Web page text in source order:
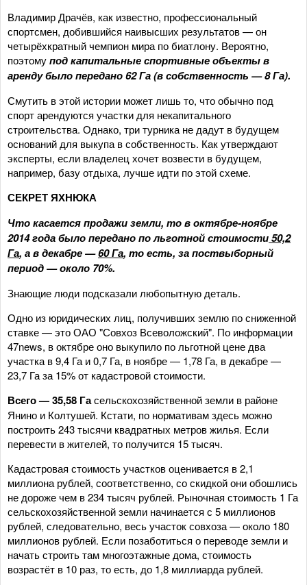
Владимир Драчёв, как известно, профессиональный
спортсмен, добившийся наивысших результатов — он
четырёхкратный чемпион мира по биатлону. Вероятно,
поэтомупод капитальные спортивные объекты в
аренду было передано 62 Га (в собственность — 8 Га).
Смутить в этой истории может лишь то, что обычно под
спорт арендуются участки для некапитального
строительства. Однако, три турника не дадут в будущем
оснований для выкупа в собственность. Как утверждают
эксперты, если владелец хочет возвести в будущем,
например, базу отдыха, лучше идти по этой схеме.
СЕКРЕТ ЯХНЮКА
Что касается продажи земли, то в октябре-ноябре
2014 года было передано по льготной стоимости50,2
Га, а в декабре —60 Га, то есть, за поствыборный
период — около 70%.
Знающие люди подсказали любопытную деталь.
Одно из юридических лиц, получивших землю по сниженной
ставке — это ОАО "Совхоз Всеволожский". По информации
47news, в октябре оно выкупило по льготной цене два
участка в 9,4 Га и 0,7 Га, в ноябре — 1,78 Га, в декабре —
23,7 Га за 15% от кадастровой стоимости.
Всего — 35,58 Гасельскохозяйственной земли в районе
Янино и Колтушей. Кстати, по нормативам здесь можно
построить 243 тысячи квадратных метров жилья. Если
перевести в жителей, то получится 15 тысяч.
Кадастровая стоимость участков оценивается в 2,1
миллиона рублей, соответственно, со скидкой они обошлись
не дороже чем в 234 тысяч рублей. Рыночная стоимость 1 Га
сельскохозяйственной земли начинается с 5 миллионов
рублей, следовательно, весь участок совхоза — около 180
миллионов рублей. Если позаботиться о переводе земли и
начать строить там многоэтажные дома, стоимость
возрастёт в 10 раз, то есть, до 1,8 миллиарда рублей.